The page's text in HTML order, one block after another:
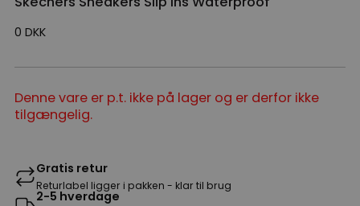
0 DKK
Denne vare er p.t. ikke på lager og er derfor ikke
tilgængelig.
Gratis retur
Returlabel ligger i pakken - klar til brug
2-5 hverdage